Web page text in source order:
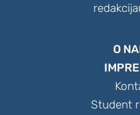
O
Student